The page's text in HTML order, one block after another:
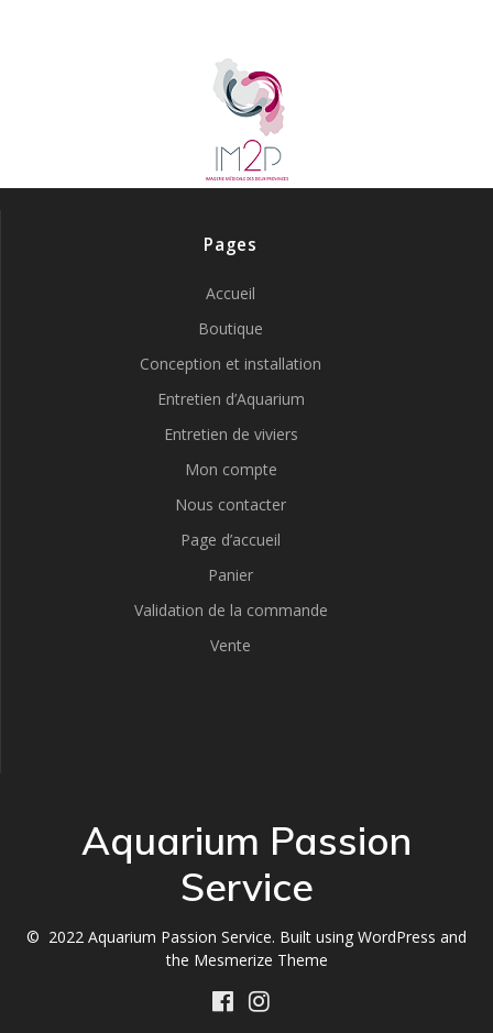
Pages
Accueil
Boutique
Conception et installation
Entretien d’Aquarium
Entretien de viviers
Mon compte
Nous contacter
Page d’accueil
Panier
Validation de la commande
Vente
Aquarium Passion
Service
© 2022 Aquarium Passion Service. Built using WordPress and
the Mesmerize Theme